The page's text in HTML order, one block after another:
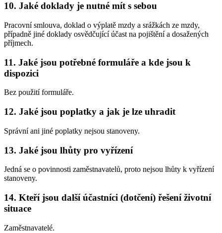
10. Jaké doklady je nutné mít s sebou
Pracovní smlouva, doklad o výplatě mzdy a srážkách ze mzdy,
případně jiné doklady osvědčující účast na pojištění a dosažených
příjmech.
11. Jaké jsou potřebné formuláře a kde jsou k
dispozici
Bez použití formuláře.
12. Jaké jsou poplatky a jak je lze uhradit
Správní ani jiné poplatky nejsou stanoveny.
13. Jaké jsou lhůty pro vyřízení
Jedná se o povinnosti zaměstnavatelů, proto nejsou lhůty k vyřízení
stanoveny.
14. Kteří jsou další účastníci (dotčení) řešení životní
situace
Zaměstnavatelé.